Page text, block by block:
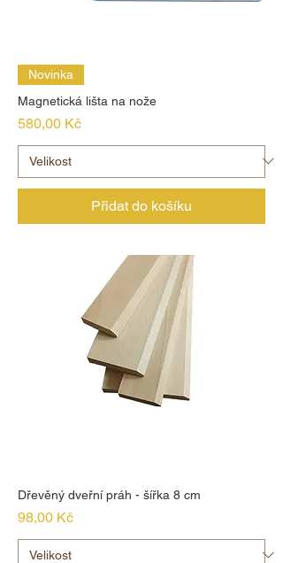
Novinka
Magnetická lišta na nože
Cena
580,00 Kč
Přidat do košíku
Dřevěný dveřní práh - šířka 8 cm
Cena
98,00 Kč